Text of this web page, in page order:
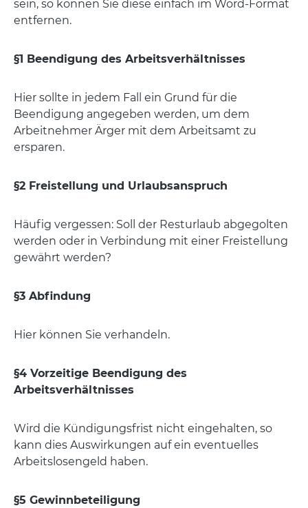
sein, so können Sie diese einfach im Word-Format
entfernen.
§1 Beendigung des Arbeitsverhältnisses
Hier sollte in jedem Fall ein Grund für die
Beendigung angegeben werden, um dem
Arbeitnehmer Ärger mit dem Arbeitsamt zu
ersparen.
§2 Freistellung und Urlaubsanspruch
Häufig vergessen: Soll der Resturlaub abgegolten
werden oder in Verbindung mit einer Freistellung
gewährt werden?
§3 Abfindung
Hier können Sie verhandeln.
§4 Vorzeitige Beendigung des
Arbeitsverhältnisses
Wird die Kündigungsfrist nicht eingehalten, so
kann dies Auswirkungen auf ein eventuelles
Arbeitslosengeld haben.
§5 Gewinnbeteiligung